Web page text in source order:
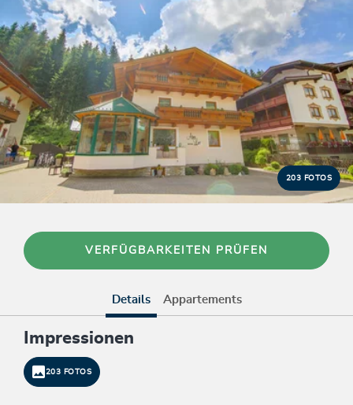
203 FOTOS
VERFÜGBARKEITEN PRÜFEN
Details Appartements
Impressionen
203 FOTOS